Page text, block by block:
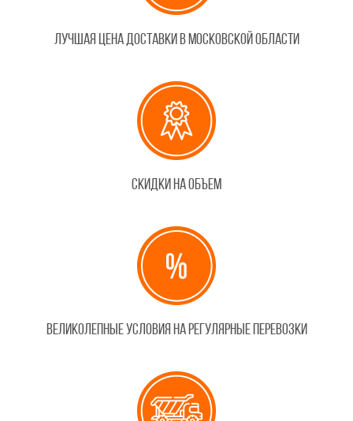
Лучшая цена доставки в Московской области
Скидки на объем
Великолепные условия на регулярные перевозки